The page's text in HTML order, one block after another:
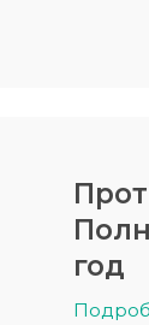
год